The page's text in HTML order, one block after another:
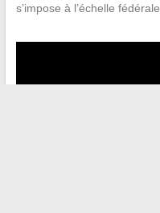
s’impose à l’échelle fédérale.